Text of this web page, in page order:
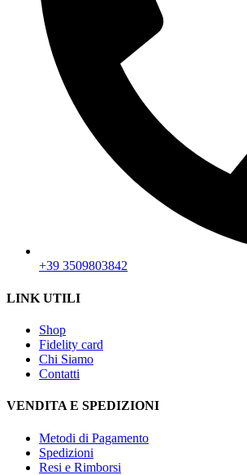
+39 3509803842
LINK UTILI
Shop
Fidelity card
Chi Siamo
Contatti
VENDITA E SPEDIZIONI
Metodi di Pagamento
Spedizioni
Resi e Rimborsi